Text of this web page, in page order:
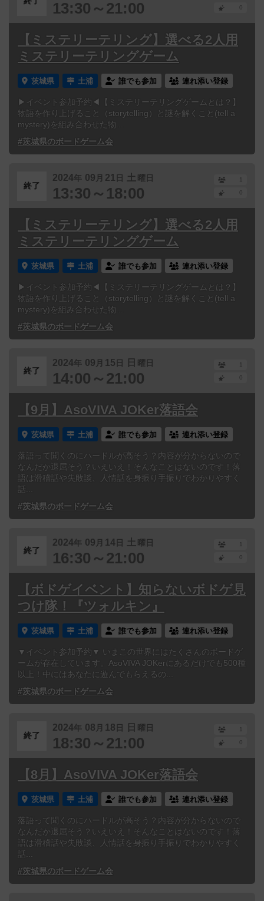
13:30～21:00 0
【ミステリーテリング】選べる2人用
ミステリーテリングゲーム
茨城県 土浦 誰でも参加 連れ添い登録
▶イベント参加予約◀【ミステリーテリングゲームとは？】
物語を作り上げること（storytelling）と謎を解くこと(tell a
mystery)を組み合わせた物...
#茨城県のボードゲーム会
終了
2024年 09 月 21 日 土 曜日
13:30～18:00
1
0
【ミステリーテリング】選べる2人用
ミステリーテリングゲーム
茨城県 土浦 誰でも参加 連れ添い登録
▶イベント参加予約◀【ミステリーテリングゲームとは？】
物語を作り上げること（storytelling）と謎を解くこと(tell a
mystery)を組み合わせた物...
#茨城県のボードゲーム会
終了
2024年 09 月 15 日 日 曜日
14:00～21:00
1
0
【9月】AsoVIVA JOKer落語会
茨城県 土浦 誰でも参加 連れ添い登録
落語って聞くのにハードルが高そう？内容が分からないので
なんだか退屈そう？いえいえ！そんなことはないのです！落
語は滑稽話や失敗談、人情話を身振り手振りでわかりやすく
話...
#茨城県のボードゲーム会
終了
2024年 09 月 14 日 土 曜日
16:30～21:00
1
0
【ボドゲイベント】知らないボドゲ見
つけ隊！『ツォルキン』
茨城県 土浦 誰でも参加 連れ添い登録
▼イベント参加予約▼ いまこの世界にはたくさんのボードゲ
ームが存在しています。AsoVIVA JOKerにあるだけでも500種
以上！中にはあなたに遊んでもらえるの...
#茨城県のボードゲーム会
終了
2024年 08 月 18 日 日 曜日
18:30～21:00
1
0
【8月】AsoVIVA JOKer落語会
茨城県 土浦 誰でも参加 連れ添い登録
落語って聞くのにハードルが高そう？内容が分からないので
なんだか退屈そう？いえいえ！そんなことはないのです！落
語は滑稽話や失敗談、人情話を身振り手振りでわかりやすく
話...
#茨城県のボードゲーム会